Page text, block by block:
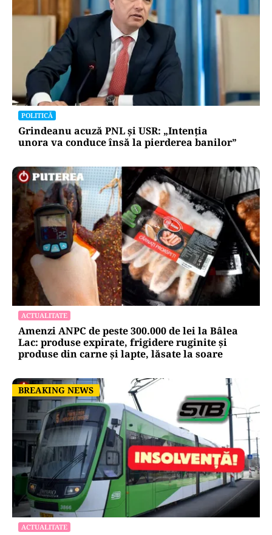
POLITICĂ
Grindeanu acuză PNL și USR: „Intenția
unora va conduce însă la pierderea banilor”
ACTUALITATE
Amenzi ANPC de peste 300.000 de lei la Bâlea
Lac: produse expirate, frigidere ruginite și
produse din carne și lapte, lăsate la soare
BREAKING NEWS
BREAKING NEWS
ACTUALITATE